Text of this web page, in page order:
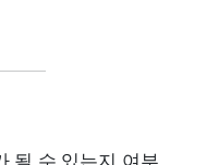
될 수 있는지 여부